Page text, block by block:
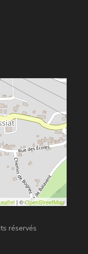
| ©OpenStreetMap
réservés